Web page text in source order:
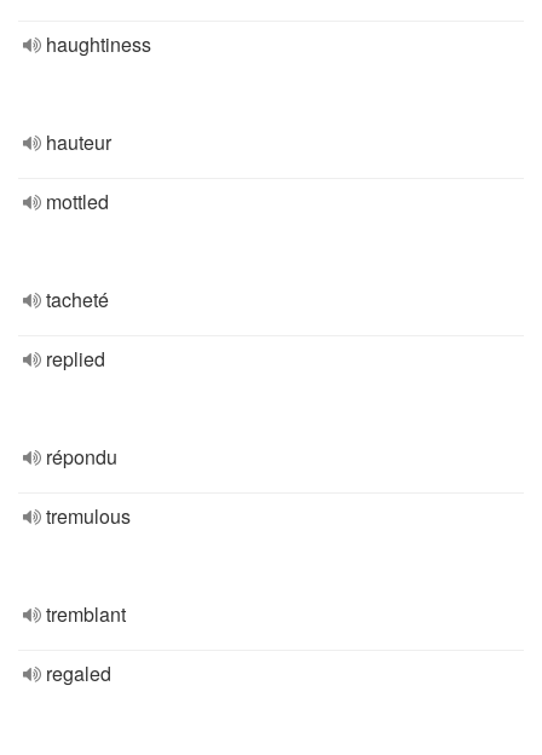
haughtiness
hauteur
mottled
tacheté
replied
répondu
tremulous
tremblant
regaled